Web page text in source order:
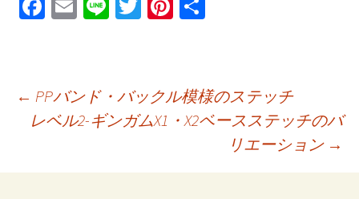
Fa
o
o
E
Li
T
er
Pi
es
t
投
← PPバンド・バックル模様のステッチ
レベル2-ギンガムX1・X2ベースステッチのバ
リエーション →